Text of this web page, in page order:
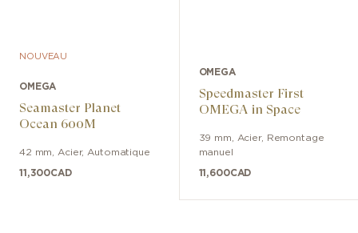
NOUVEAU
OMEGA
Seamaster Planet
Ocean 600M
42 mm Acier, Automatique
11,300CAD
OMEGA
Speedmaster First
OMEGA in Space
39 mm Acier,
Remontage
manuel
11,600CAD